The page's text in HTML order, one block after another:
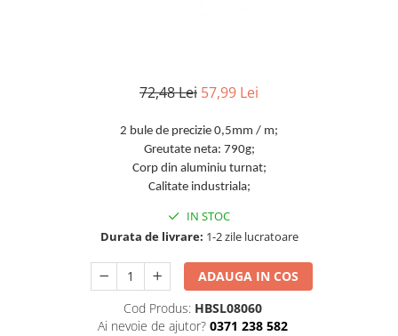
Scania R S G P Next Generation
Volvo FH 2 Euro 4
72,48 Lei 57,99 Lei
2 bule de precizie 0,5mm / m;
Greutate neta: 790g;
Corp din aluminiu turnat;
Calitate industriala;
IN STOC
Durata de livrare: 1-2 zile lucratoare
ADAUGA IN COS
Cod Produs: HBSL08060
Ai nevoie de ajutor? 0371 238 582